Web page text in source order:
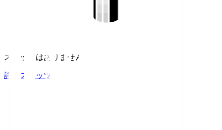
スタッツはありません。
詳細スタッツ